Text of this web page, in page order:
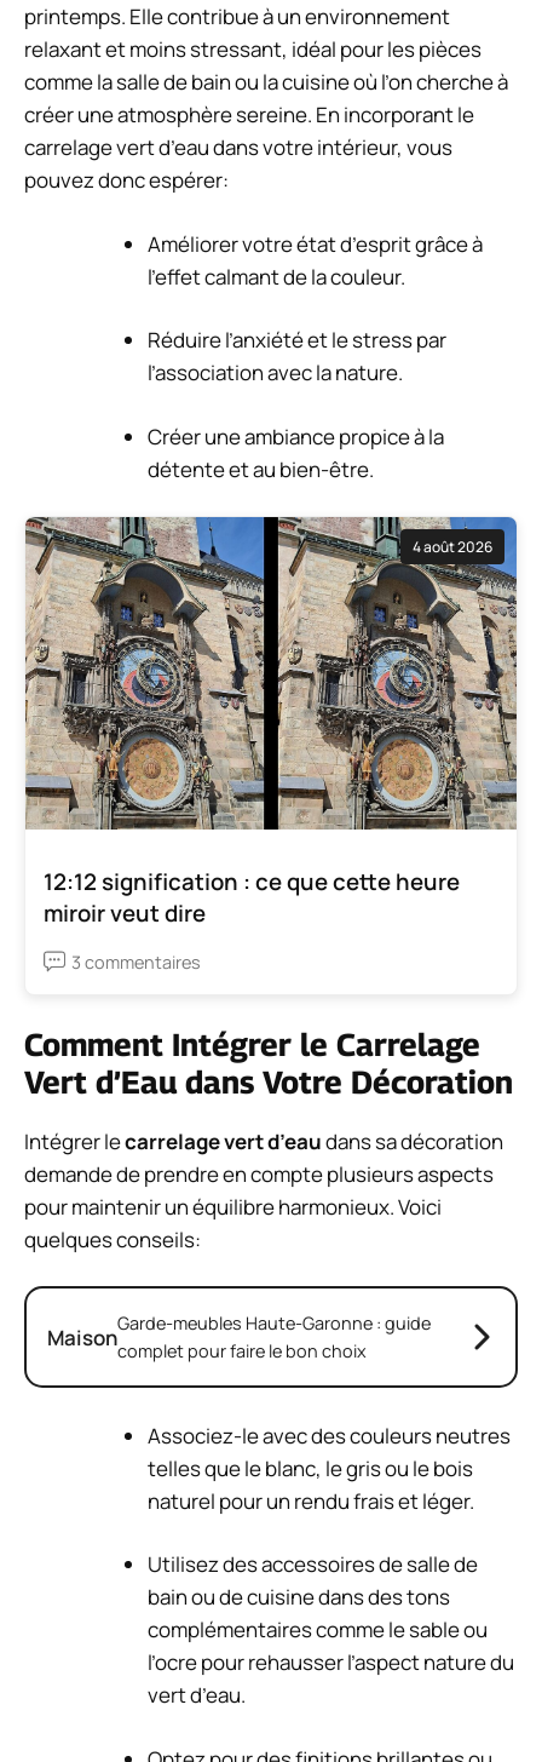
printemps. Elle contribue à un environnement
relaxant et moins stressant, idéal pour les pièces
comme la salle de bain ou la cuisine où l’on cherche à
créer une atmosphère sereine. En incorporant le
carrelage vert d’eau dans votre intérieur, vous
pouvez donc espérer:
Améliorer votre état d’esprit grâce à
l’effet calmant de la couleur.
Réduire l’anxiété et le stress par
l’association avec la nature.
Créer une ambiance propice à la
détente et au bien-être.
4 août 2026
12:12 signification : ce que cette heure
miroir veut dire
3 commentaires
Comment Intégrer le Carrelage
Vert d’Eau dans Votre Décoration
Intégrer lecarrelage vert d’eaudans sa décoration
demande de prendre en compte plusieurs aspects
pour maintenir un équilibre harmonieux. Voici
quelques conseils:
MaisonGarde-meubles Haute-Garonne : guide
complet pour faire le bon choix
Associez-le avec des couleurs neutres
telles que le blanc, le gris ou le bois
naturel pour un rendu frais et léger.
Utilisez des accessoires de salle de
bain ou de cuisine dans des tons
complémentaires comme le sable ou
l’ocre pour rehausser l’aspect nature du
vert d’eau.